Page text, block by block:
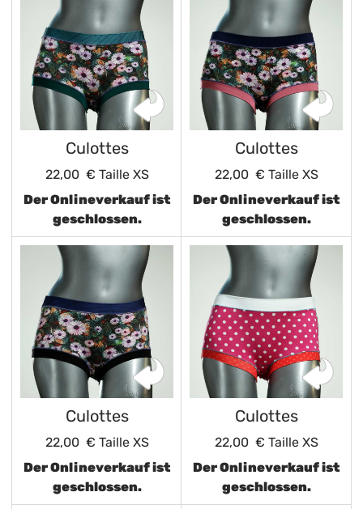
Culottes
22,00 € Taille XS
Der Onlineverkauf ist
geschlossen.
Culottes
22,00 € Taille XS
Der Onlineverkauf ist
geschlossen.
Culottes
22,00 € Taille XS
Der Onlineverkauf ist
geschlossen.
Culottes
22,00 € Taille XS
Der Onlineverkauf ist
geschlossen.